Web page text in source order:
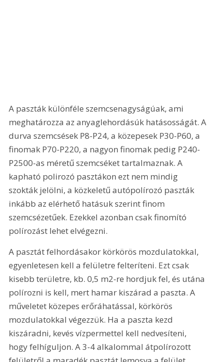
A paszták különféle szemcsenagyságúak, ami
meghatározza az anyaglehordásúk hatásosságát. A
durva szemcsések P8-P24, a közepesek P30-P60, a
finomak P70-P220, a nagyon finomak pedig P240-
P2500-as méretű szemcséket tartalmaznak. A
kapható polirozó pasztákon ezt nem mindig
szokták jelölni, a közkeletű autópolírozó paszták
inkább az elérhető hatásuk szerint finom
szemcsézetűek. Ezekkel azonban csak finomító
polírozást lehet elvégezni.
A pasztát felhordásakor körkörös mozdulatokkal,
egyenletesen kell a felületre felteríteni. Ezt csak
kisebb területre, kb. 0,5 m2-re hordjuk fel, és utána
polírozni is kell, mert hamar kiszárad a paszta. A
műveletet közepes erőráhatással, körkörös
mozdulatokkal végezzük. Ha a paszta kezd
kiszáradni, kevés vízpermettel kell nedvesíteni,
hogy felhíguljon. A 3-4 alkalommal átpolírozott